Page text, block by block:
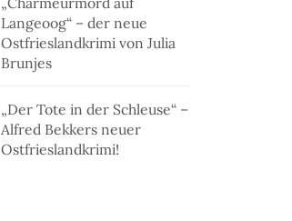
Langeoog“ – der neue
Ostfrieslandkrimi von Julia
Brunjes
„Der Tote in der Schleuse“ –
Alfred Bekkers neuer
Ostfrieslandkrimi!